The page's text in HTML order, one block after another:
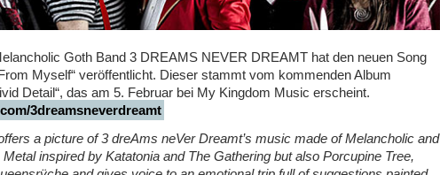
Goth Band 3 DREAMS NEVER DREAMT hat den neuen Song
Myself“ veröffentlicht. Dieser stammt vom kommenden Album
Detail“, das am 5. Februar bei My Kingdom Music erscheint.
3dreamsneverdreamt
a picture of 3 dreAms neVer Dreamt’s music made of Melancholic and
inspired by Katatonia and The Gathering but also Porcupine Tree,